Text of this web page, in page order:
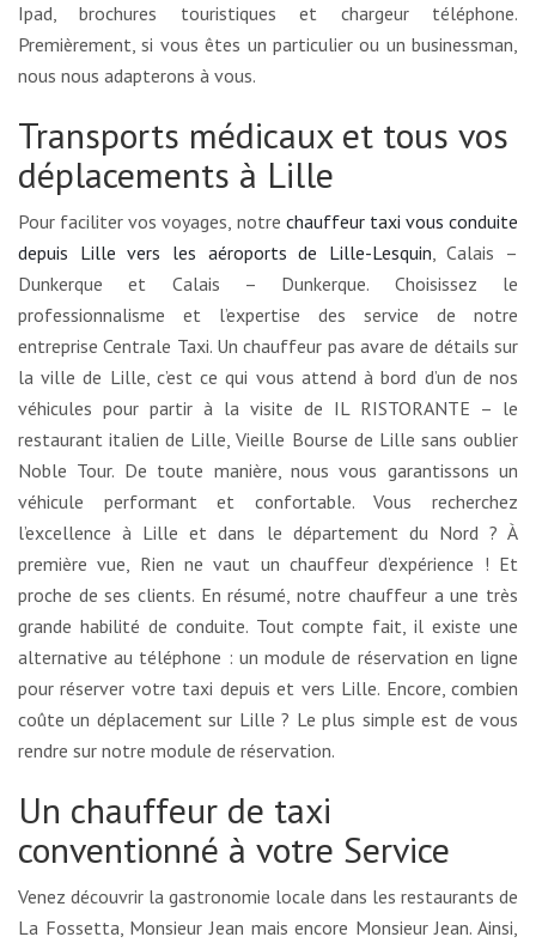
Ipad, brochures touristiques et chargeur téléphone.
Premièrement, si vous êtes un particulier ou un businessman,
nous nous adapterons à vous.
Transports médicaux et tous vos
déplacements à Lille
Pour faciliter vos voyages, notre chauffeur taxi vous conduite
depuis Lille vers les aéroports de Lille-Lesquin, Calais –
Dunkerque et Calais – Dunkerque. Choisissez le
professionnalisme et l’expertise des service de notre
entreprise Centrale Taxi. Un chauffeur pas avare de détails sur
la ville de Lille, c’est ce qui vous attend à bord d’un de nos
véhicules pour partir à la visite de IL RISTORANTE – le
restaurant italien de Lille, Vieille Bourse de Lille sans oublier
Noble Tour. De toute manière, nous vous garantissons un
véhicule performant et confortable. Vous recherchez
l’excellence à Lille et dans le département du Nord ? À
première vue, Rien ne vaut un chauffeur d’expérience ! Et
proche de ses clients. En résumé, notre chauffeur a une très
grande habilité de conduite. Tout compte fait, il existe une
alternative au téléphone : un module de réservation en ligne
pour réserver votre taxi depuis et vers Lille. Encore, combien
coûte un déplacement sur Lille ? Le plus simple est de vous
rendre sur notre module de réservation.
Un chauffeur de taxi
conventionné à votre Service
Venez découvrir la gastronomie locale dans les restaurants de
La Fossetta, Monsieur Jean mais encore Monsieur Jean. Ainsi,